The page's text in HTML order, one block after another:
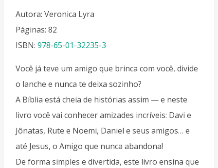
Autora: Veronica Lyra
Páginas: 82
ISBN: 978-65-01-32235-3
Você já teve um amigo que brinca com você, divide
o lanche e nunca te deixa sozinho?
A Bíblia está cheia de histórias assim — e neste
livro você vai conhecer amizades incríveis: Davi e
Jônatas, Rute e Noemi, Daniel e seus amigos… e
até Jesus, o Amigo que nunca abandona!
De forma simples e divertida, este livro ensina que